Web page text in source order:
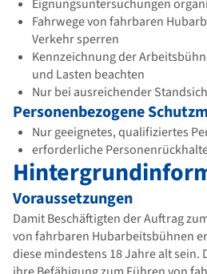
Eignungsuntersuchungen
Fahrwege von fahrbaren
Verkehr sperren
Kennzeichnung der
und Lasten beachten
Nur bei ausreichender
Personenbezogene
Nur geeignetes, qualifiziertes
erforderliche
Voraussetzungen
Damit Beschäftigten der Auftrag
von fahrbaren Hubarbeitsbühnen
diese mindestens 18 Jahre alt sein.